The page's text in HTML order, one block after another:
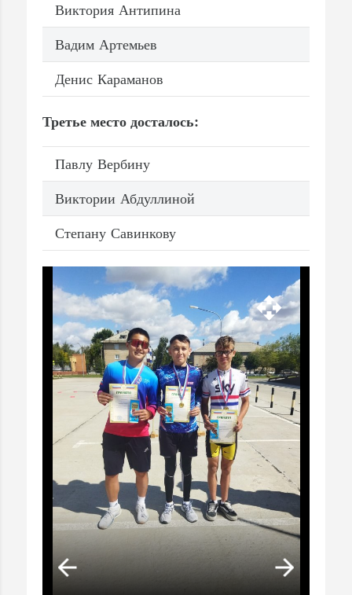
Виктория Антипина
Вадим Артемьев
Денис Караманов
Третье место досталось:
Павлу Вербину
Виктории Абдуллиной
Степану Савинкову